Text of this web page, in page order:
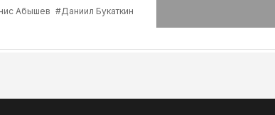
Абышев #Даниил Букаткин